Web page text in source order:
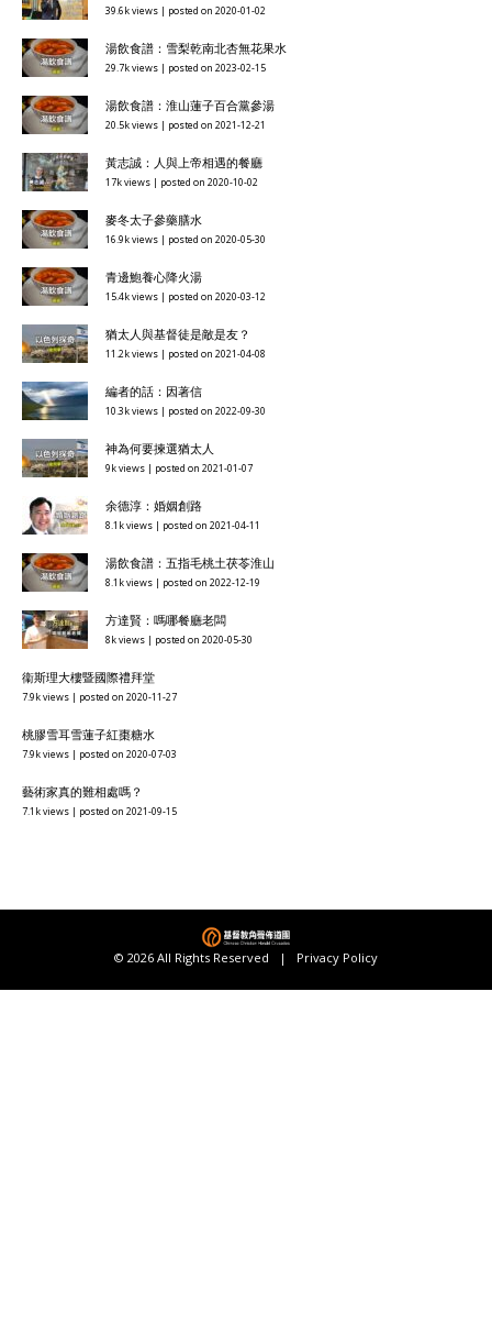
39.6k views | posted on 2020-01-02
湯飲食譜：雪梨乾南北杏無花果水
29.7k views | posted on 2023-02-15
湯飲食譜：淮山蓮子百合黨參湯
20.5k views | posted on 2021-12-21
黃志誠：人與上帝相遇的餐廳
17k views | posted on 2020-10-02
麥冬太子參藥膳水
16.9k views | posted on 2020-05-30
青邊鮑養心降火湯
15.4k views | posted on 2020-03-12
猶太人與基督徒是敵是友？
11.2k views | posted on 2021-04-08
編者的話：因著信
10.3k views | posted on 2022-09-30
神為何要揀選猶太人
9k views | posted on 2021-01-07
余德淳：婚姻創路
8.1k views | posted on 2021-04-11
湯飲食譜：五指毛桃土茯苓淮山
8.1k views | posted on 2022-12-19
方達賢：嗎哪餐廳老闆
8k views | posted on 2020-05-30
衞斯理大樓暨國際禮拜堂
7.9k views | posted on 2020-11-27
桃膠雪耳雪蓮子紅棗糖水
7.9k views | posted on 2020-07-03
藝術家真的難相處嗎？
7.1k views | posted on 2021-09-15
© 2026 All Rights Reserved | Privacy Policy